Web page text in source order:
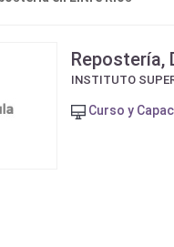
Repostería,
INSTITUTO
Curso y